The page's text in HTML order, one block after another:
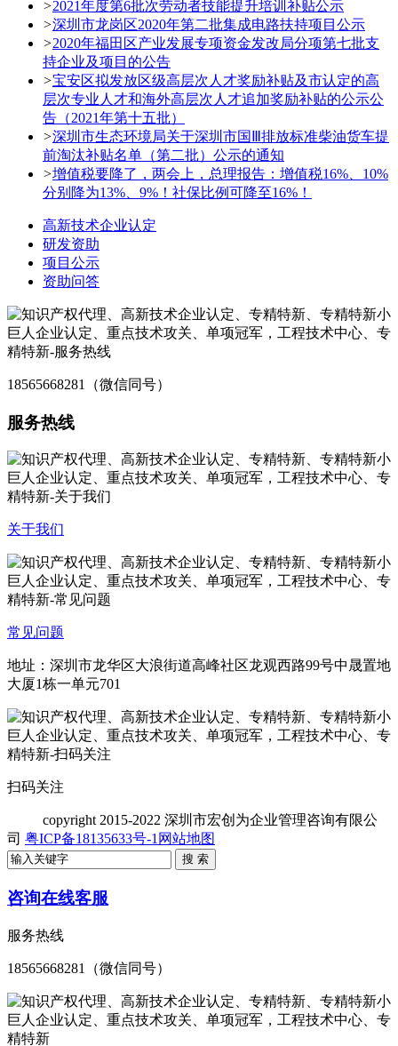
>2021年度第6批次劳动者技能提升培训补贴公示
>深圳市龙岗区2020年第二批集成电路扶持项目公示
>2020年福田区产业发展专项资金发改局分项第七批支
持企业及项目的公告
>宝安区拟发放区级高层次人才奖励补贴及市认定的高
层次专业人才和海外高层次人才追加奖励补贴的公示公
告（2021年第十五批）
>深圳市生态环境局关于深圳市国Ⅲ排放标准柴油货车提
前淘汰补贴名单（第二批）公示的通知
>增值税要降了，两会上，总理报告：增值税16%、10%
分别降为13%、9%！社保比例可降至16%！
高新技术企业认定
研发资助
项目公示
资助问答
18565668281（微信同号）
服务热线
关于我们
常见问题
地址：深圳市龙华区大浪街道高峰社区龙观西路99号中晟置地
大厦1栋一单元701
扫码关注
copyright 2015-2022 深圳市宏创为企业管理咨询有限公
司 粤ICP备18135633号-1 网站地图
咨询在线客服
服务热线
18565668281（微信同号）